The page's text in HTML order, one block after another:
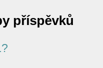
příspěvků